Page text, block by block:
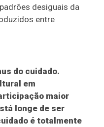
desiguais da
entre
do cuidado.
em
maior
longe de ser
é totalmente